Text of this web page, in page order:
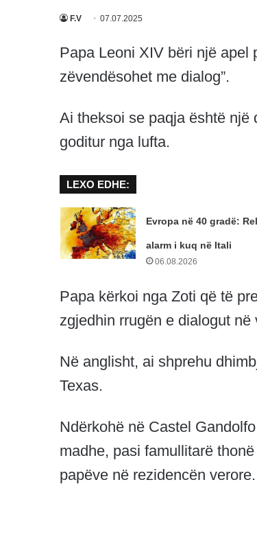
F.V 07.07.2025
Papa Leoni XIV bëri një apel
zëvendësohet me dialog”.
Ai theksoi se paqja është një
goditur nga lufta.
LEXO EDHE:
Evropa në 40 gradë:
alarm i kuq në Itali
06.08.2026
Papa kërkoi nga Zoti që të
zgjedhin rrugën e dialogut në
Në anglisht, ai shprehu
Texas.
Ndërkohë në Castel
madhe, pasi famullitarë
papëve në rezidencën verore.